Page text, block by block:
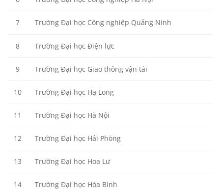
7 Trường Đại học Công nghiệp Quảng Ninh
8 Trường Đại học Điện lực
9 Trường Đại học Giao thông vận tải
10 Trường Đại học Hạ Long
11 Trường Đại học Hà Nội
12 Trường Đại học Hải Phòng
13 Trường Đại học Hoa Lư
14 Trường Đại học Hòa Bình